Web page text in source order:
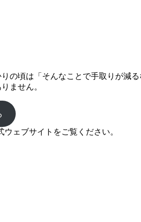
の頃は「そんなことで手取りが減
ません。
ェブサイトをご覧ください。